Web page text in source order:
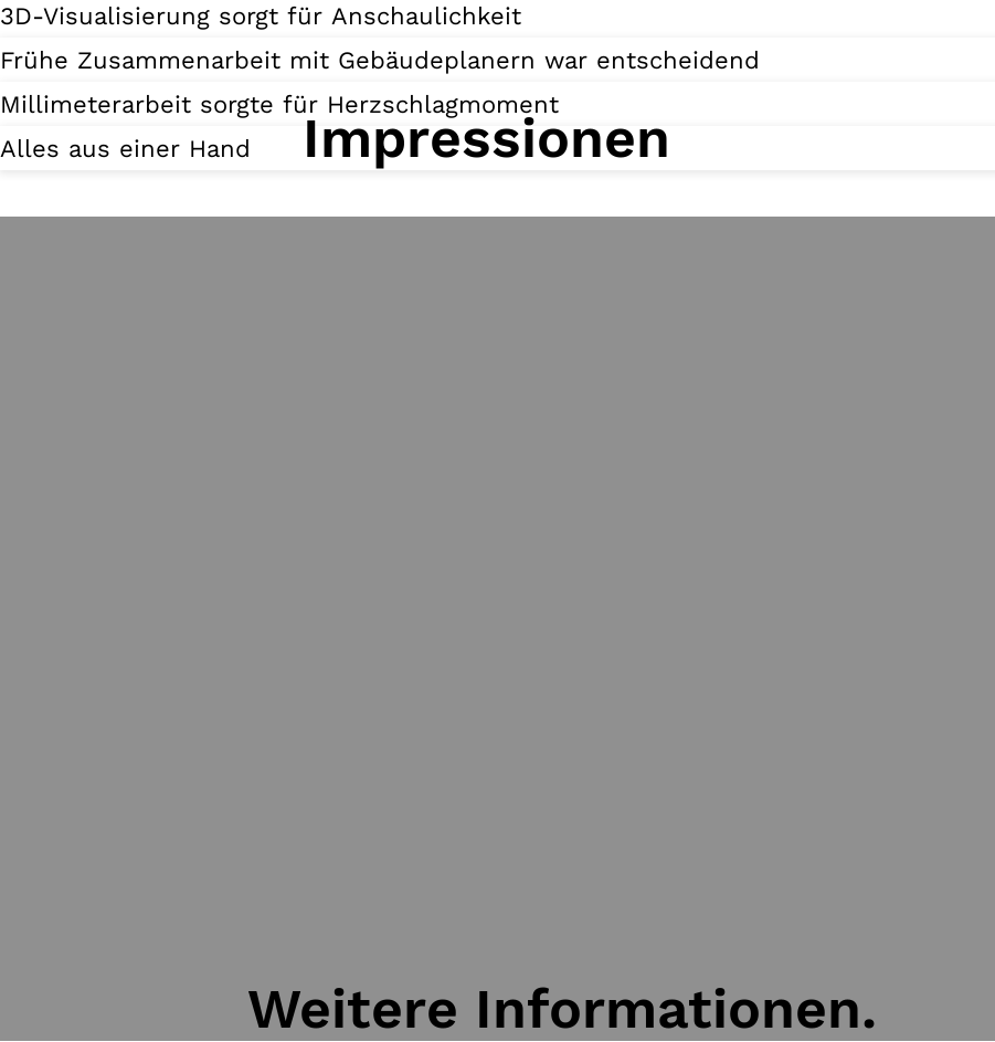
3D-Visualisierung sorgt für Anschaulichkeit
Frühe Zusammenarbeit mit Gebäudeplanern war entscheidend
Millimeterarbeit sorgte für Herzschlagmoment
Alles aus einer Hand
Impressionen
Weitere Informationen.